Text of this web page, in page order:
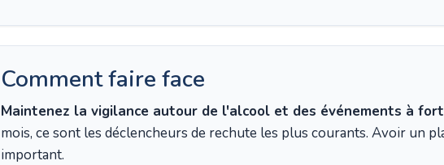
Comment faire face
Maintenez la vigilance autour de l'alcool et des événements à
mois, ce sont les déclencheurs de rechute les plus courants. Avoir un
important.